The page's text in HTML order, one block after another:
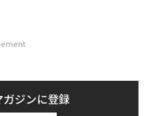
ジンに登録